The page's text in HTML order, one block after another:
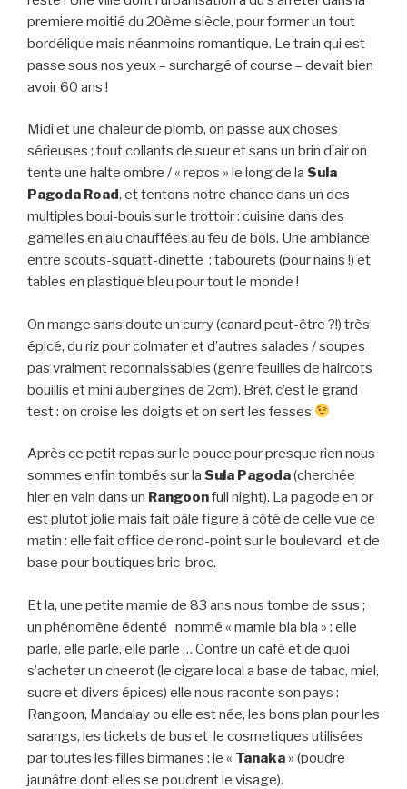
premiere moitié du 20ème siècle, pour former un tout
bordélique mais néanmoins romantique. Le train qui est
passe sous nos yeux – surchargé of course – devait bien
avoir 60 ans !
Midi et une chaleur de plomb, on passe aux choses
sérieuses ; tout collants de sueur et sans un brin d’air on
tente une halte ombre / « repos » le long de la Sula
Pagoda Road, et tentons notre chance dans un des
multiples boui-bouis sur le trottoir : cuisine dans des
gamelles en alu chauffées au feu de bois. Une ambiance
entre scouts-squatt-dinette ; tabourets (pour nains !) et
tables en plastique bleu pour tout le monde !
On mange sans doute un curry (canard peut-être ?!) très
épicé, du riz pour colmater et d’autres salades / soupes
pas vraiment reconnaissables (genre feuilles de haircots
bouillis et mini aubergines de 2cm). Bref, c’est le grand
test : on croise les doigts et on sert les fesses
Après ce petit repas sur le pouce pour presque rien nous
sommes enfin tombés sur la Sula Pagoda(cherchée
hier en vain dans un Rangoonfull night). La pagode en or
est plutot jolie mais fait pâle figure à côté de celle vue ce
matin : elle fait office de rond-point sur le boulevard et de
base pour boutiques bric-broc.
Et la, une petite mamie de 83 ans nous tombe de ssus ;
un phénomène édenté nommé « mamie bla bla » : elle
parle, elle parle, elle parle … Contre un café et de quoi
s’acheter un cheerot (le cigare local a base de tabac, miel,
sucre et divers épices) elle nous raconte son pays :
Rangoon, Mandalay ou elle est née, les bons plan pour les
sarangs, les tickets de bus et le cosmetiques utilisées
par toutes les filles birmanes : le « Tanaka » (poudre
jaunâtre dont elles se poudrent le visage).